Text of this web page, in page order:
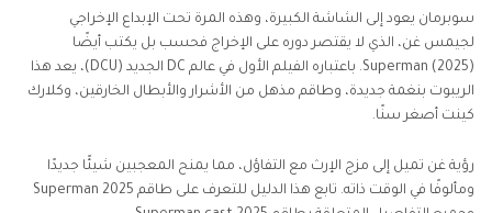
سوبرمان يعود إلى الشاشة الكبيرة، وهذه المرة تحت الإبداع الإخراجي
لجيمس غن، الذي لا يقتصر دوره على الإخراج فحسب بل يكتب أيضًا
Superman (2025). باعتباره الفيلم الأول في عالم DC الجديد (DCU)، يعد هذا
الريبوت بنغمة جديدة، وطاقم مذهل من الأشرار والأبطال الخارقين، وكلارك
كينت أصغر سنًا.
رؤية غن تميل إلى مزج الإرث مع التفاؤل، مما يمنح المعجبين شيئًا جديدًا
ومألوفًا في الوقت ذاته. تابع هذا الدليل للتعرف على طاقم Superman 2025